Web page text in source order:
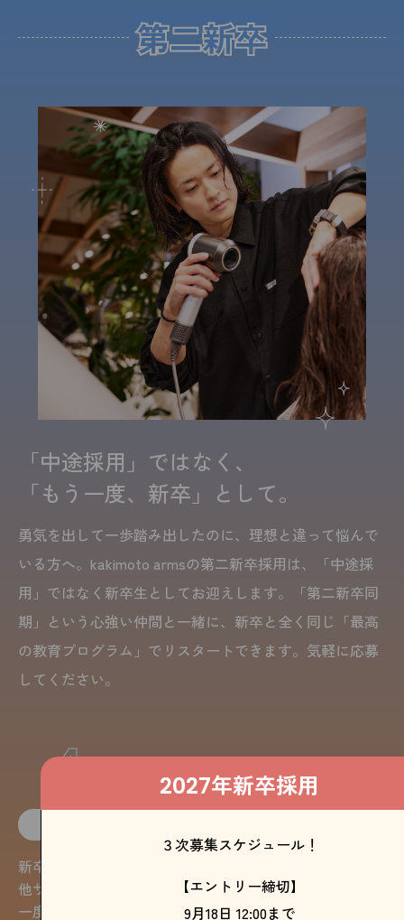
第二新卒
「中途採用」ではなく、
「もう一度、新卒」として。
勇気を出して一歩踏み出したのに、理想と違って悩んで
いる方へ。kakimoto armsの第二新卒採用は、「中途採
用」ではなく新卒生としてお迎えします。「第二新卒同
期」という心強い仲間と一緒に、新卒と全く同じ「最高
の教育プログラム」でリスタートできます。気軽に応募
してください。
4つのキャリア・メリット
新卒のタイミングを逃してしまった。
他サロンに入ったけれど、職場が合わなかった。
一度は違う道を選んだけど、やっぱり美容を極めたい。
2027年新卒採用
３次募集スケジュール！
【エントリー締切】
9月18日 12:00まで